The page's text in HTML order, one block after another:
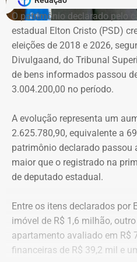
que ainda falta às mulheres
companheiros por violência
“Creio que duas coisas ainda
seguirem adiante nesta
Porque é necessário ter mais
adiante no enfrentamento à
primeiro é o temor de
agressor. E o outro é o que
que a denúncia for feita.
brecha legal permita que o
fique impune”, comenta.
Passados oito anos após as
públicas nacionalmente,
item que acredita ser
tenham mais rigor.
O patrimônio declarado pelo
estadual Elton Cristo (PSD)
eleições de 2018 e 2026,
Divulgaand, do Tribunal
de bens informados passou
3.004.200,00 no período.
A evolução representa um
2.625.780,90, equivalente a
patrimônio declarado passou
maior que o registrado na
de deputado estadual.
Entre os itens declarados por
imóvel de R$ 1,6 milhão,
apartamento avaliado em R$
financeiras de R$ 39,2 mil e